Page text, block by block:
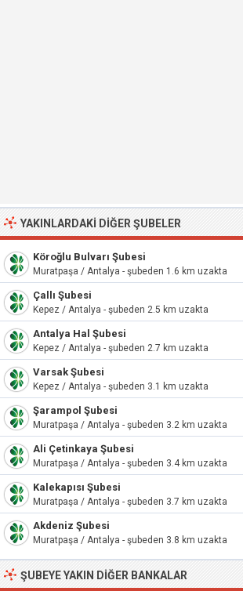
YAKINLARDAKI DIĞER ŞUBELER
Köroğlu Bulvarı Şubesi
Muratpaşa / Antalya - şubeden 1.6 km uzakta
Çallı Şubesi
Kepez / Antalya - şubeden 2.5 km uzakta
Antalya Hal Şubesi
Kepez / Antalya - şubeden 2.7 km uzakta
Varsak Şubesi
Kepez / Antalya - şubeden 3.1 km uzakta
Şarampol Şubesi
Muratpaşa / Antalya - şubeden 3.2 km uzakta
Ali Çetinkaya Şubesi
Muratpaşa / Antalya - şubeden 3.4 km uzakta
Kalekapısı Şubesi
Muratpaşa / Antalya - şubeden 3.7 km uzakta
Akdeniz Şubesi
Muratpaşa / Antalya - şubeden 3.8 km uzakta
ŞUBEYE YAKIN DIĞER BANKALAR